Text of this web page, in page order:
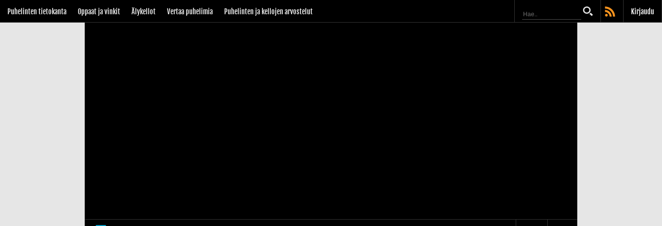
Puhelinten tietokanta Oppaat ja vinkit Älykellot Vertaa puhelimia Puhelinten ja kellojen arvostelut Kirjaudu